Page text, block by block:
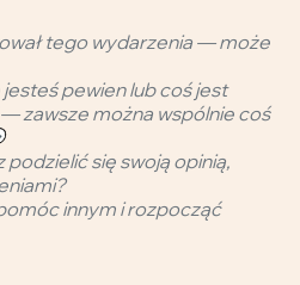
tego wydarzenia — może
pewien lub coś jest
zawsze można wspólnie coś
się swoją opinią,
innym i rozpocząć